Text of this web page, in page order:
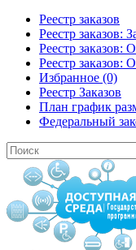
Реестр заказов
Реестр заказов:
Реестр заказов:
Реестр заказов:
Избранное (0)
Реестр Заказов
План график
Федеральный